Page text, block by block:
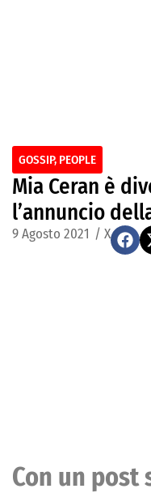
GOSSIP, PEOPLE
Mia Ceran è
l’annuncio
9 Agosto 2021 / X
Con un post